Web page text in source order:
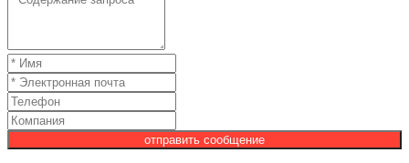
отправить сообщение